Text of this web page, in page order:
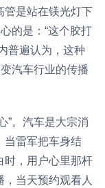
管是站在镁光灯下
的是：“这个胶打
普遍认为，这种
汽车行业的传播
”。汽车是大宗消
当雷军把车身结
时，用户心里那杆
当天预约观看人